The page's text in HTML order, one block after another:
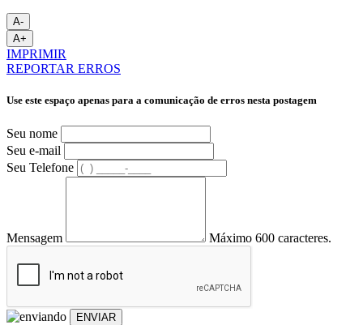
A-
A+
IMPRIMIR
REPORTAR ERROS
Use este espaço apenas para a comunicação de erros nesta postagem
Seu nome
Seu e-mail
Seu Telefone
Mensagem Máximo 600 caracteres.
ENVIAR